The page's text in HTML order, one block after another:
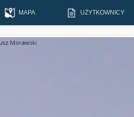
MAPA UŻYTKOWNICY